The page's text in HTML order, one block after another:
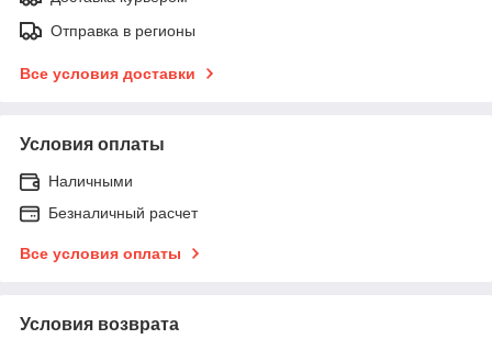
Отправка в регионы
Все условия доставки
Условия оплаты
Наличными
Безналичный расчет
Все условия оплаты
Условия возврата